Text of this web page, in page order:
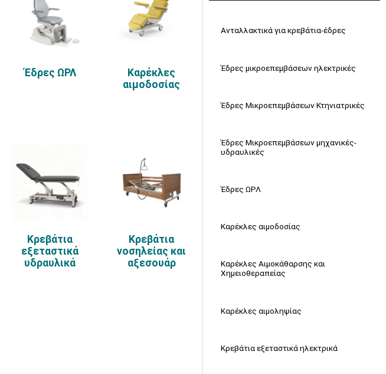
Έδρες ΩΡΛ
Καρέκλες
αιμοδοσίας
Κρεβάτια
εξεταστικά
υδραυλικά
Κρεβάτια
νοσηλείας και
αξεσουάρ
Ανταλλακτικά για κρεβάτια-έδρες
Έδρες μικροεπεμβάσεων ηλεκτρικές
Έδρες Μικροεπεμβάσεων Κτηνιατρικές
Έδρες Μικροεπεμβάσεων μηχανικές-
υδραυλικές
Έδρες ΩΡΛ
Καρέκλες αιμοδοσίας
Καρέκλες Αιμοκάθαρσης και
Χημειοθεραπείας
Καρέκλες αιμοληψίας
Κρεβάτια εξεταστικά ηλεκτρικά